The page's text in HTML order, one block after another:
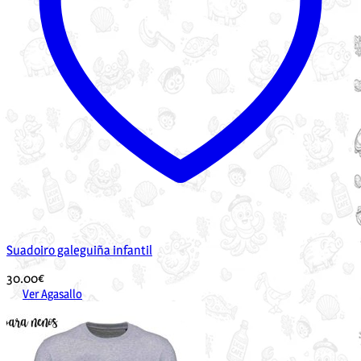
Suadoiro galeguiña infantil
30.00€
Ver Agasallo
produto
múltiples